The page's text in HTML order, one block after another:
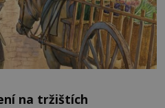
na tržištích